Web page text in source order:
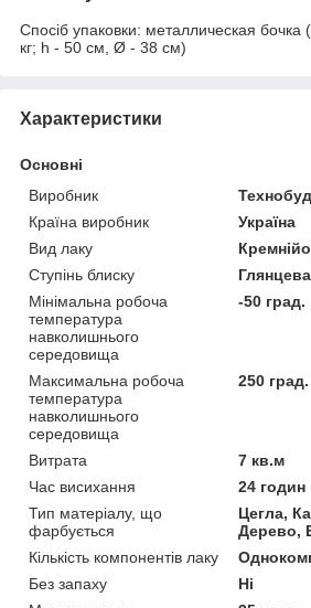
Спосіб упаковки: металлическая бочка
кг; h - 50 см, Ø - 38 см)
Характеристики
Основні
Виробник
Країна виробник
Україна
Вид лаку
Ступінь блиску
Глянцева
Мінімальна робоча
температура
навколишнього
середовища
-50 град.
Максимальна робоча
температура
навколишнього
середовища
250 град.
Витрата
7 кв.м
Час висихання
24 годин
Тип матеріалу, що
фарбується
Цегла,
Дерево,
Кількість компонентів лаку
Без запаху
Ні